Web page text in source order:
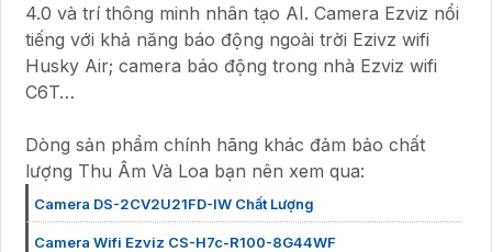
4.0 và trí thông minh nhân tạo AI. Camera Ezviz nổi
tiếng với khả năng báo động ngoài trời Ezivz wifi
Husky Air; camera báo động trong nhà Ezviz wifi
C6T…
Dòng sản phẩm chính hãng khác đảm bảo chất
lượng Thu Âm Và Loa bạn nên xem qua:
Camera DS-2CV2U21FD-IW Chất Lượng
Camera Wifi Ezviz CS-H7c-R100-8G44WF